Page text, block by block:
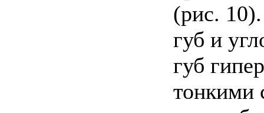
(рис.
губ и
губ
тонкими